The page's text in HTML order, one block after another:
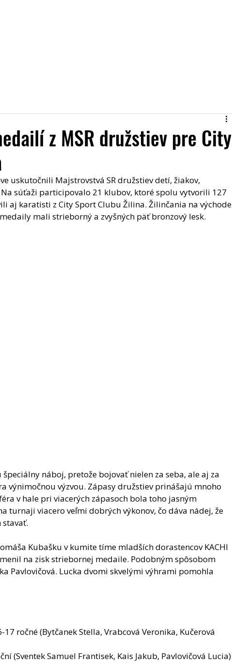
z MSR družstiev pre City
uskutočnili Majstrovstvá SR družstiev detí, žiakov,
súťaži participovalo 21 klubov, ktoré spolu vytvorili 127
aj karatisti z City Sport Clubu Žilina. Žilinčania na východe
mali strieborný a zvyšných päť bronzový lesk.
náboj, pretože bojovať nielen za seba, ale aj za
výnimočnou výzvou. Zápasy družstiev prinášajú mnoho
v hale pri viacerých zápasoch bola toho jasným
turnaji viacero veľmi dobrých výkonov, čo dáva nádej, že
Kubašku v kumite tíme mladších dorastencov KACHI
na zisk striebornej medaile. Podobným spôsobom
Pavlovičová. Lucka dvomi skvelými výhrami pomohla
ročné (Bytčanek Stella, Vrabcová Veronika, Kučerová
(Sventek Samuel Frantisek, Kais Jakub, Pavlovičová Lucia)